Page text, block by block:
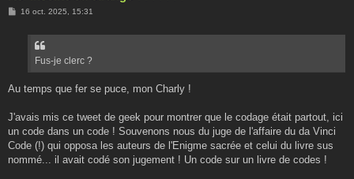
M16 oct. 2025, 15:31
Fus-je clerc ?
Au temps que fer se puce, mon Charly !
J'avais mis ce tweet de geek pour montrer que le codage était partout, ici
un code dans un code ! Souvenons nous du juge de l'affaire du da Vinci
Code (!) qui opposa les auteurs de l'Enigme sacrée et celui du livre sus
nommé... il avait codé son jugement ! Un code sur un livre de codes !